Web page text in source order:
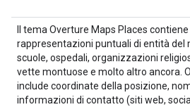
Il tema Overture Maps Places
rappresentazioni puntuali di entità del
scuole, ospedali, organizzazioni
vette montuose e molto altro ancora.
include coordinate della posizione,
informazioni di contatto (siti web,